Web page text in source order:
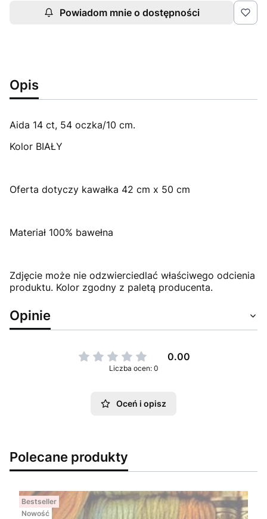
Powiadom mnie o dostępności
Opis
Aida 14 ct, 54 oczka/10 cm.
Kolor BIAŁY
Oferta dotyczy kawałka 42 cm x 50 cm
Materiał 100% bawełna
Zdjęcie może nie odzwierciedlać właściwego odcienia
produktu. Kolor zgodny z paletą producenta.
Opinie
0.00
Liczba ocen: 0
Oceń i opisz
Polecane produkty
Bestseller
Nowość